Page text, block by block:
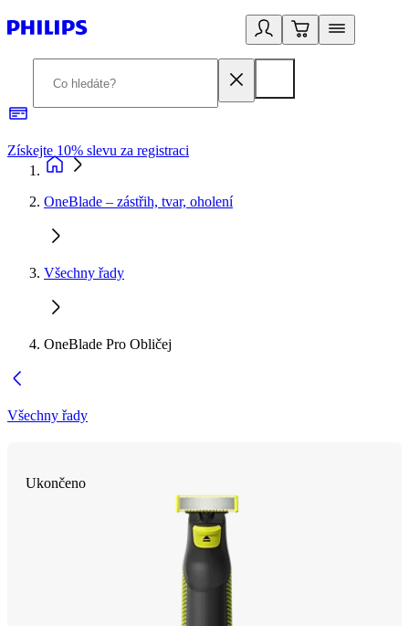
Získejte 10% slevu za registraci
OneBlade – zástřih, tvar, oholení
Všechny řady
OneBlade Pro Obličej
Všechny řady
Ukončeno